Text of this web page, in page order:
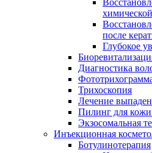
после
Глубокое
Диагностика
Трихоскопия
Лечение
Пилинг для
Экзосомальная
Инъекционная
Ботулинотерапия